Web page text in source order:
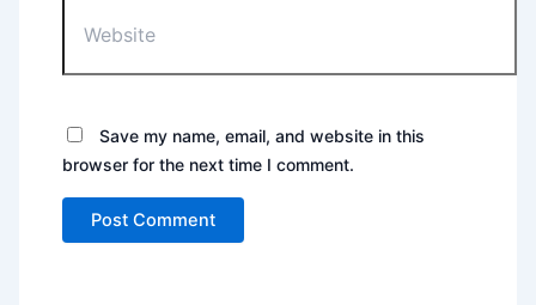
Save my name, email, and website in this
browser for the next time I comment.